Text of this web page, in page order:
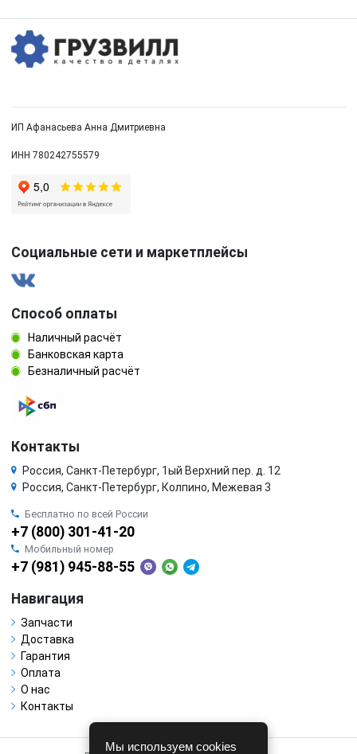
ИП Афанасьева Анна Дмитриевна
ИНН 780242755579
Социальные сети и маркетплейсы
Способ оплаты
Наличный расчёт
Банковская карта
Безналичный расчёт
Контакты
Россия, Санкт-Петербург, 1ый Верхний пер. д. 12
Россия, Санкт-Петербург, Колпино, Межевая 3
Бесплатно по всей России
+7 (800) 301-41-20
Мобильный номер
+7 (981) 945-88-55
Навигация
Запчасти
Доставка
Гарантия
Оплата
О нас
Контакты
Мы используем cookies